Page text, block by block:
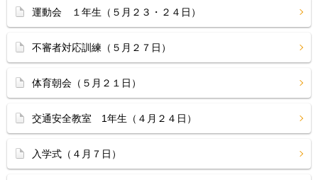
運動会 １年生（５月２３・２４日）
不審者対応訓練（５月２７日）
体育朝会（５月２１日）
交通安全教室 1年生（４月２４日）
入学式（４月７日）